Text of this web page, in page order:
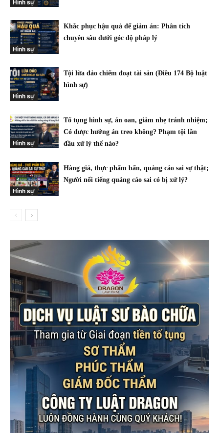
Hình sự
Hình sự
Khắc phục hậu quả để giảm án: Phân tích
chuyên sâu dưới góc độ pháp lý
Hình sự
Tội lừa đảo chiếm đoạt tài sản (Điều 174 Bộ luật
hình sự)
Hình sự
Tố tụng hình sự, án oan, giảm nhẹ tránh nhiệm;
Có được hưởng án treo không? Phạm tội lần
đầu xử lý thế nào?
Hình sự
Hàng giả, thực phẩm bẩn, quảng cáo sai sự thật;
Người nổi tiếng quảng cáo sai có bị xử lý?